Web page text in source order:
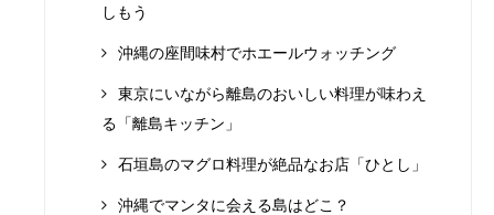
しもう
沖縄の座間味村でホエールウォッチング
東京にいながら離島のおいしい料理が味わえ
る「離島キッチン」
石垣島のマグロ料理が絶品なお店「ひとし」
沖縄でマンタに会える島はどこ？